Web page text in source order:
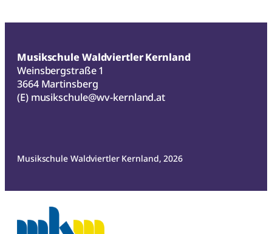
Musikschule Waldviertler Kernland
Weinsbergstraße 1
3664 Martinsberg
(E) musikschule@wv-kernland.at
Musikschule Waldviertler Kernland, 2026